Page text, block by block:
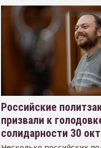
Российские
призвали к
солидарности 30